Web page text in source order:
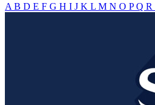
A B D E F G H I J K L M N O PQ R